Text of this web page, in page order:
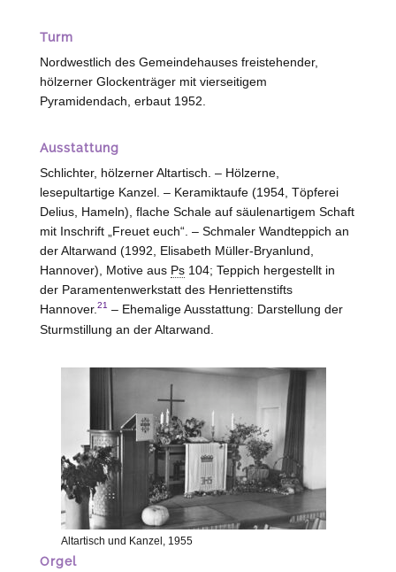
Turm
Nordwestlich des Gemeindehauses freistehender,
hölzerner Glockenträger mit vierseitigem
Pyramidendach, erbaut 1952.
Ausstattung
Schlichter, hölzerner Altartisch. – Hölzerne,
lesepultartige Kanzel. – Keramiktaufe (1954, Töpferei
Delius, Hameln), flache Schale auf säulenartigem Schaft
mit Inschrift „Freuet euch“. – Schmaler Wandteppich an
der Altarwand (1992, Elisabeth Müller-Bryanlund,
Hannover), Motive aus Ps104; Teppich hergestellt in
der Paramentenwerkstatt des Henriettenstifts
Hannover. 21 – Ehemalige Ausstattung: Darstellung der
Sturmstillung an der Altarwand.
Altartisch und Kanzel, 1955
Orgel